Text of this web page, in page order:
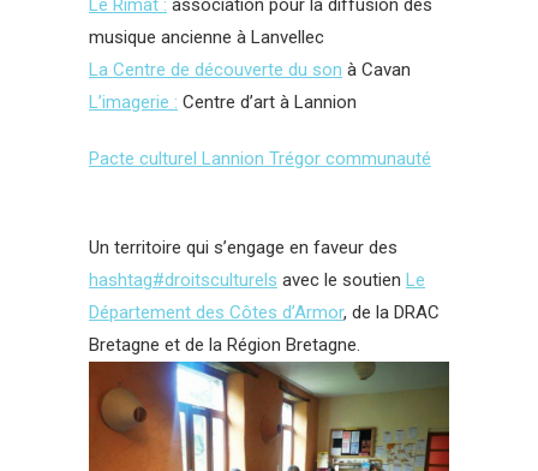
Le Rimat : association pour la diffusion des
musique ancienne à Lanvellec
La Centre de découverte du son à Cavan
L’imagerie : Centre d’art à Lannion
Pacte culturel Lannion Trégor communauté
Un territoire qui s’engage en faveur des
hashtag#droitsculturels avec le soutien Le
Département des Côtes d’Armor, de la DRAC
Bretagne et de la Région Bretagne.